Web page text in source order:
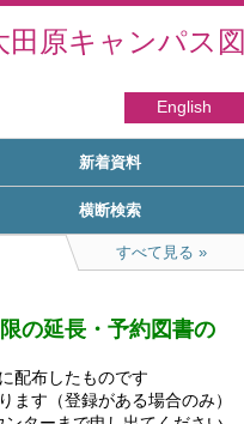
田原キャンパス
English
新着資料
横断検索
すべて見る
の延長・予約図書の
配布したものです
す（登録がある場合のみ）